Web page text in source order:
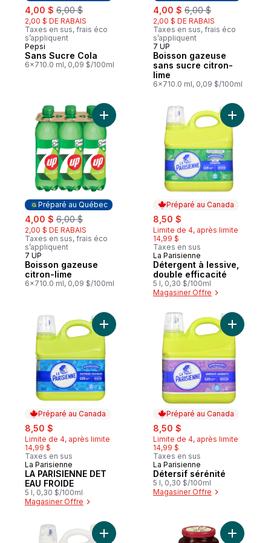
sale:
4,00 $ , formerly:
6,00 $
2,00 $ DE RABAIS
Taxes en sus, frais éco
s’appliquent
Préparé au Québec
Pepsi
Sans Sucre Cola
6x710.0 ml, 0,09 $/100ml
sale:
4,00 $ , formerly:
6,00 $
2,00 $ DE RABAIS
Taxes en sus, frais éco
s’appliquent
Préparé au Québec
7 UP
Boisson gazeuse
sans sucre citron-
lime
6x710.0 ml, 0,09 $/100ml
Préparé au Québec
sale:
4,00 $ , formerly:
6,00 $
2,00 $ DE RABAIS
Taxes en sus, frais éco
s’appliquent
Préparé au Québec
7 UP
Boisson gazeuse
citron-lime
6x710.0 ml, 0,09 $/100ml
Ajouter Boisson gazeuse citron-lime au
Préparé au Canada
sale:
8,50 $
Limite de 4, après limite
14,99 $
Taxes en sus
Préparé au Canada
La Parisienne
Détergent à lessive,
double efficacité
5 l, 0,30 $/100ml
Magasiner Offre
Ajouter
Préparé au Canada
sale:
8,50 $
Limite de 4, après limite
14,99 $
Taxes en sus
Préparé au Canada
La Parisienne
LA PARISIENNE DET
EAU FROIDE
5 l, 0,30 $/100ml
Magasiner Offre
Ajouter LA PARISIENNE DET EAU FROIDE
Préparé au Canada
sale:
8,50 $
Limite de 4, après limite
14,99 $
Taxes en sus
Préparé au Canada
La Parisienne
Détersif sérénité
5 l, 0,30 $/100ml
Magasiner Offre
Ajouter
Ajouter Hypoallergène Détersif Ajouter